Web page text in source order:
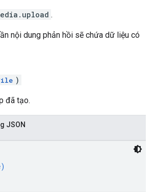
.
nội dung phản hồi sẽ chứa dữ liệu có
)
đã tạo.
JSON
)